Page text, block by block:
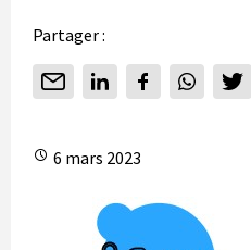
Partager :
6 mars 2023